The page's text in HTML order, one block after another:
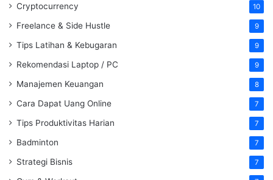
Cryptocurrency 10
Freelance & Side Hustle 9
Tips Latihan & Kebugaran 9
Rekomendasi Laptop / PC 9
Manajemen Keuangan 8
Cara Dapat Uang Online 7
Tips Produktivitas Harian 7
Badminton 7
Strategi Bisnis 7